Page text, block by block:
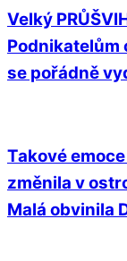
Velký
Podnikatelům
se pořádně
Takové
změnila v
Malá obvinila